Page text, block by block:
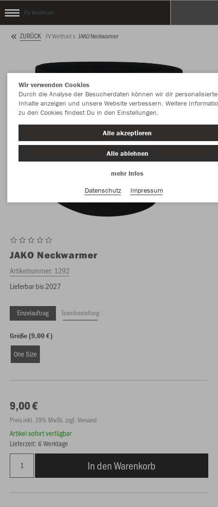
FV Weithart
ZURÜCK FV Weithart JAKO Neckwarmer
JAKO Neckwarmer
Artikelnummer: 1292
Lieferbar bis 2027
Einzelauftrag Teambestellung
Größe (9,00 €)
One Size
9,00 €
Preis inkl. 19% MwSt. zzgl. Versand
Artikel sofort verfügbar
Lieferzeit: 6 Werktage
In den Warenkorb
Wir verwenden Cookies
Durch die Analyse der Besucherdaten können wir dir personalisierte
Inhalte anzeigen und unsere Website verbessern. Weitere
zu den Cookies findest Du in den Einstellungen.
Alle akzeptieren
Alle ablehnen
mehr Infos
Datenschutz
Impressum